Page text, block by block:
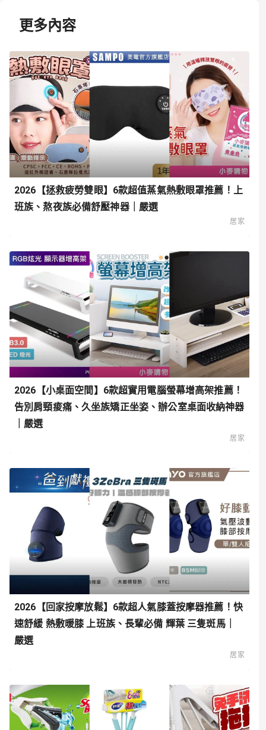
更多內容
2026【拯救疲勞雙眼】6款超值蒸氣熱敷眼罩推薦！上
班族、熬夜族必備舒壓神器｜嚴選
居家
2026【小桌面空間】6款超實用電腦螢幕增高架推薦！
告別肩頸痠痛、久坐族矯正坐姿、辦公室桌面收納神器
｜嚴選
居家
2026【回家按摩放鬆】6款超人氣膝蓋按摩器推薦！快
速舒緩 熱敷暖膝 上班族、長輩必備 輝葉 三隻斑馬｜
嚴選
居家